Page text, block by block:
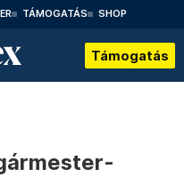
TÁMOGATÁS SHOP
Támogatás